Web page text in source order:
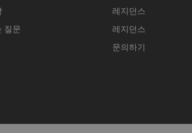
질문
레지던스
레지던스
문의하기